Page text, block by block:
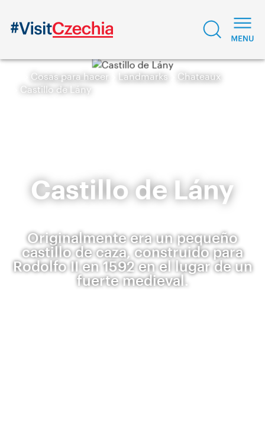
Cosas para hacer Landmarks
Chateaux
Castillo de Lány
Castillo de Lány
Originalmente era un pequeño
castillo de caza, construido para
Rodolfo II en 1592 en el lugar de un
fuerte medieval.